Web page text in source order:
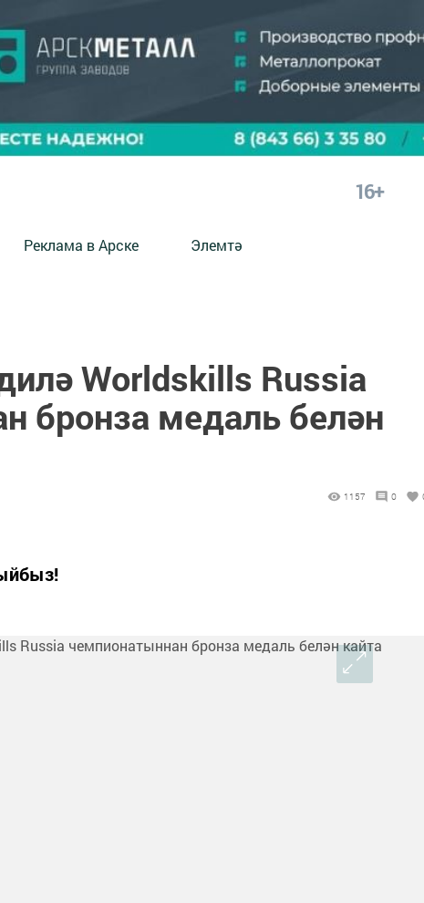
16+
Реклама в Арске Элемтә
Worldskills Russia
бронза медаль белән
1157 0